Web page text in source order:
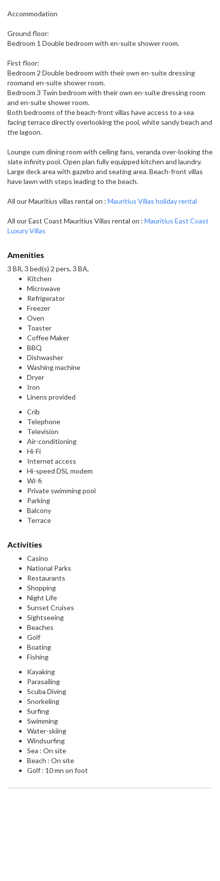
Accommodation
Ground floor:
Bedroom 1 Double bedroom with en-suite shower room.
First floor:
Bedroom 2 Double bedroom with their own en-suite dressing
roomand en-suite shower room.
Bedroom 3 Twin bedroom with their own en-suite dressing room
and en-suite shower room.
Both bedrooms of the beach-front villas have access to a sea
facing terrace directly overlooking the pool, white sandy beach and
the lagoon.
Lounge cum dining room with ceiling fans, veranda over-looking the
slate infinity pool. Open plan fully equipped kitchen and laundry.
Large deck area with gazebo and seating area. Beach-front villas
have lawn with steps leading to the beach.
All our Mauritius villas rental on : Mauritius Villas holiday rental
All our East Coast Mauritius Villas rental on : Mauritius East Coast
Luxury Villas
Amenities
3 BR, 3 bed(s) 2 pers, 3 BA,
Kitchen
Microwave
Refrigerator
Freezer
Oven
Toaster
Coffee Maker
BBQ
Dishwasher
Washing machine
Dryer
Iron
Linens provided
Crib
Telephone
Television
Air-conditioning
Hi-Fi
Internet access
Hi-speed DSL modem
Wi-fi
Private swimming pool
Parking
Balcony
Terrace
Activities
Casino
National Parks
Restaurants
Shopping
Night Life
Sunset Cruises
Sightseeing
Beaches
Golf
Boating
Fishing
Kayaking
Parasailing
Scuba Diving
Snorkeling
Surfing
Swimming
Water-skiing
Windsurfing
Sea : On site
Beach : On site
Golf : 10 mn on foot